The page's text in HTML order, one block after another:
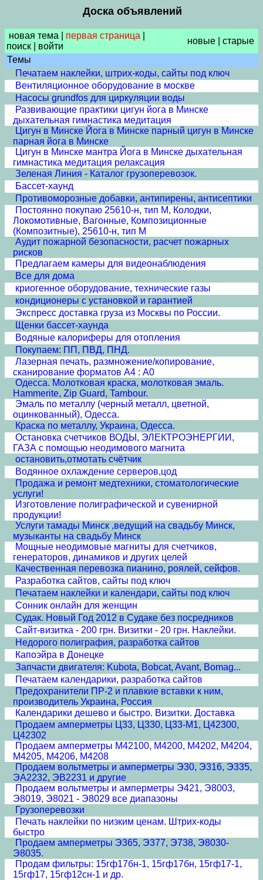
Доска объявлений
новая тема первая страница
поиск
войти
новые
старые
Темы
Печатаем наклейки, штрих-коды, сайты под ключ
Вентиляционное оборудование в москве
Насосы grundfos для циркуляции воды
Развивающие практики цигун йога в Минске
дыхательная гимнастика медитация
Цигун в Минске Йога в Минске парный цигун в Минске
парная йога в Минске
Цигун в Минске мантра Йога в Минске дыхательная
гимнастика медитация релаксация
Зеленая Линия - Каталог грузоперевозок.
Бассет-хаунд
Противоморозные добавки, антипирены, антисептики
Постоянно покупаю 25610-н, тип М, Колодки,
Локомотивные, Вагонные, Композиционные
(Композитные), 25610-н, тип М
Аудит пожарной безопасности, расчет пожарных
рисков
Предлагаем камеры для видеонаблюдения
Все для дома
криогенное оборудование, технические газы
кондиционеры с установкой и гарантией
Экспресс доставка груза из Москвы по России.
Щенки бассет-хаунда
Водяные калориферы для отопления
Покупаем: ПП, ПВД, ПНД.
Лазерная печать, размножение/копирование,
сканирование форматов А4 : А0
Одесса. Молотковая краска, молотковая эмаль.
Hammerite, Zip Guard, Tambour.
Эмаль по металлу (черный металл, цветной,
оцинкованный), Одесса.
Краска по металлу, Украина, Одесса.
Остановка счетчиков ВОДЫ, ЭЛЕКТРОЭНЕРГИИ,
ГАЗА с помощью неодимового магнита
остановить,отмотать счётчик
Водянное охлаждение серверов,цод
Продажа и ремонт медтехники, стоматологические
услуги!
Изготовление полиграфической и сувенирной
продукции!
Услуги тамады Минск ,ведущий на свадьбу Минск,
музыканты на свадьбу Минск
Мощные неодимовые магниты для счетчиков,
генераторов, динамиков и других целей
Качественная перевозка пианино, роялей, сейфов.
Разработка сайтов, сайты под ключ
Печатаем наклейки и календари, сайты под ключ
Сонник онлайн для женщин
Судак. Новый Год 2012 в Судаке без посредников
Сайт-визитка - 200 грн. Визитки - 20 грн. Наклейки.
Недорого полиграфия, разработка сайтов
Капоэйра в Донецке
Запчасти двигателя: Kubota, Bobcat, Avant, Bomag...
Печатаем календарики, разработка сайтов
Предохранители ПР-2 и плавкие вставки к ним,
производитель Украина, Россия
Календарики дешево и быстро. Визитки. Доставка
Продаем амперметры Ц33, Ц330, Ц33-М1, Ц42300,
Ц42302
Продаем амперметры М42100, М4200, М4202, М4204,
М4205, М4206, М4208
Продаем вольтметры и амперметры Э30, Э316, Э335,
ЭА2232, ЭВ2231 и другие
Продаем вольтметры и амперметры Э421, Э8003,
Э8019, Э8021 - Э8029 все диапазоны
Грузоперевозки
Печать наклейки по низким ценам. Штрих-коды
быстро
Продаем амперметры Э365, Э377, Э738, Э8030-
Э8035.
Продам фильтры: 15гф17бн-1, 15гф17бн, 15гф17-1,
15гф17, 15гф12сн-1 и др.